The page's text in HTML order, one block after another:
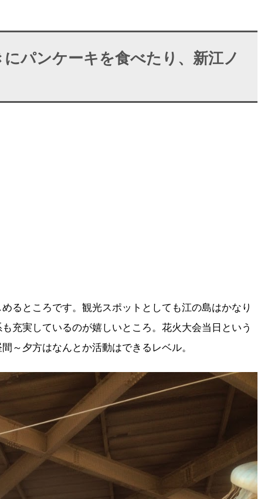
パンケーキを食べたり、新江ノ
るところです。観光スポットとしても江の島はかなり
充実しているのが嬉しいところ。花火大会当日という
～夕方はなんとか活動はできるレベル。